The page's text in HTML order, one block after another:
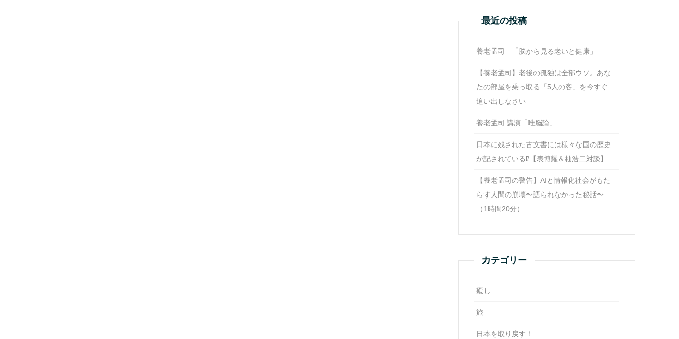
最近の投稿
養老孟司 「脳から見る老いと健康」
【養老孟司】老後の孤独は全部ウソ。あな
たの部屋を乗っ取る「5人の客」を今すぐ
追い出しなさい
養老孟司 講演「唯脳論」
日本に残された古文書には様々な国の歴史
が記されている⁉【表博耀＆杣浩二対談】
【養老孟司の警告】AIと情報化社会がもた
らす人間の崩壊〜語られなかった秘話〜
（1時間20分）
カテゴリー
癒し
旅
日本を取り戻す！